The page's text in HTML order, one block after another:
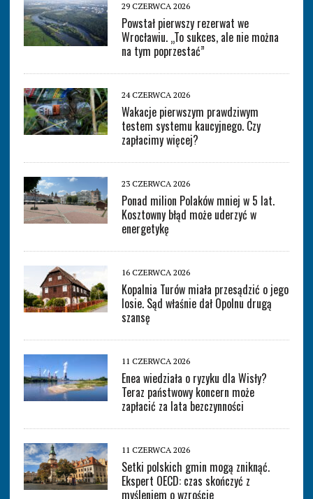
29 CZERWCA 2026
Powstał pierwszy rezerwat we
Wrocławiu. „To sukces, ale nie można
na tym poprzestać”
24 CZERWCA 2026
Wakacje pierwszym prawdziwym
testem systemu kaucyjnego. Czy
zapłacimy więcej?
23 CZERWCA 2026
Ponad milion Polaków mniej w 5 lat.
Kosztowny błąd może uderzyć w
energetykę
16 CZERWCA 2026
Kopalnia Turów miała przesądzić o jego
losie. Sąd właśnie dał Opolnu drugą
szansę
11 CZERWCA 2026
Enea wiedziała o ryzyku dla Wisły?
Teraz państwowy koncern może
zapłacić za lata bezczynności
11 CZERWCA 2026
Setki polskich gmin mogą zniknąć.
Ekspert OECD: czas skończyć z
myśleniem o wzroście